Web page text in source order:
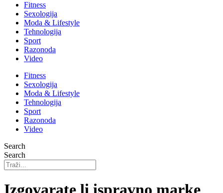
Fitness
Sexologija
Moda & Lifestyle
Tehnologija
Sport
Razonoda
Video
Fitness
Sexologija
Moda & Lifestyle
Tehnologija
Sport
Razonoda
Video
Search
Search